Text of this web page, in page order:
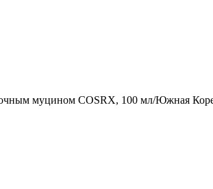
муцином COSRX, 100 мл/Южная